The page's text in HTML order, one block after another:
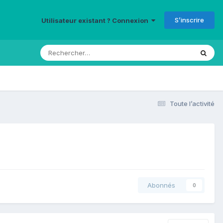
Utilisateur existant ? Connexion S’inscrire
Toute l’activité
Abonnés 0